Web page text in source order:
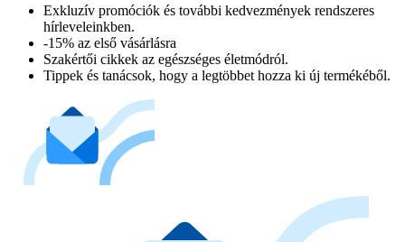
Exkluzív promóciók és további kedvezmények rendszeres
hírleveleinkben.
-15% az első vásárlásra
Szakértői cikkek az egészséges életmódról.
Tippek és tanácsok, hogy a legtöbbet hozza ki új termékéből.